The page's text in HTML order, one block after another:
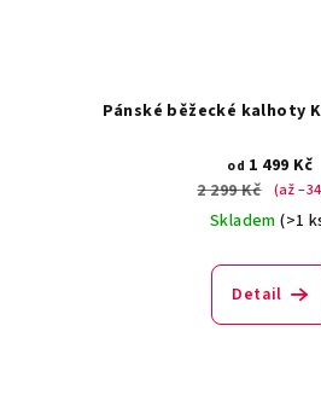
Pánské běžecké kalhoty
od 1 499 Kč
2 299 Kč
(až
Skladem(>1
Detail